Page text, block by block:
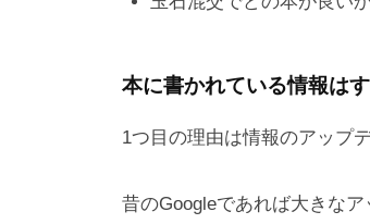
本に書かれている情報は
1つ目の理由は情報のアップ
昔のGoogleであれば大きな